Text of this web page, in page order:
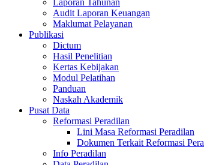
Laporan Tahunan
Audit Laporan Keuangan
Maklumat Pelayanan
Publikasi
Dictum
Hasil Penelitian
Kertas Kebijakan
Modul Pelatihan
Panduan
Naskah Akademik
Pusat Data
Reformasi Peradilan
Lini Masa Reformasi Peradilan
Dokumen Terkait Reformasi
Info Peradilan